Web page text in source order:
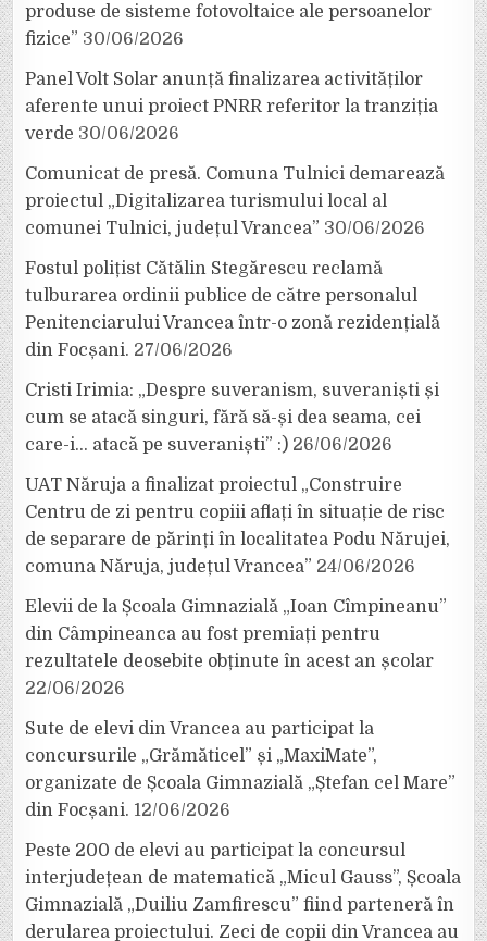
produse de sisteme fotovoltaice ale persoanelor
fizice” 30/06/2026
Panel Volt Solar anunță finalizarea activităților
aferente unui proiect PNRR referitor la tranziția
verde 30/06/2026
Comunicat de presă. Comuna Tulnici demarează
proiectul „Digitalizarea turismului local al
comunei Tulnici, județul Vrancea” 30/06/2026
Fostul polițist Cătălin Stegărescu reclamă
tulburarea ordinii publice de către personalul
Penitenciarului Vrancea într-o zonă rezidențială
din Focșani. 27/06/2026
Cristi Irimia: „Despre suveranism, suveraniști și
cum se atacă singuri, fără să-și dea seama, cei
care-i… atacă pe suveraniști” :) 26/06/2026
UAT Năruja a finalizat proiectul „Construire
Centru de zi pentru copiii aflați în situație de risc
de separare de părinți în localitatea Podu Nărujei,
comuna Năruja, județul Vrancea” 24/06/2026
Elevii de la Școala Gimnazială „Ioan Cîmpineanu”
din Câmpineanca au fost premiați pentru
rezultatele deosebite obținute în acest an școlar
22/06/2026
Sute de elevi din Vrancea au participat la
concursurile „Grămăticel” și „MaxiMate”,
organizate de Școala Gimnazială „Ștefan cel Mare”
din Focșani. 12/06/2026
Peste 200 de elevi au participat la concursul
interjudețean de matematică „Micul Gauss”, Școala
Gimnazială „Duiliu Zamfirescu” fiind parteneră în
derularea proiectului. Zeci de copii din Vrancea au